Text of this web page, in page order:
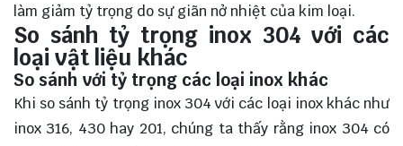
làm giảm tỷ trọng do sự giãn nở nhiệt của kim loại.
So sánh tỷ trọng inox 304 với các
loại vật liệu khác
So sánh với tỷ trọng các loại inox khác
Khi so sánh tỷ trọng inox 304 với các loại inox khác như
inox 316, 430 hay 201, chúng ta thấy rằng inox 304 có